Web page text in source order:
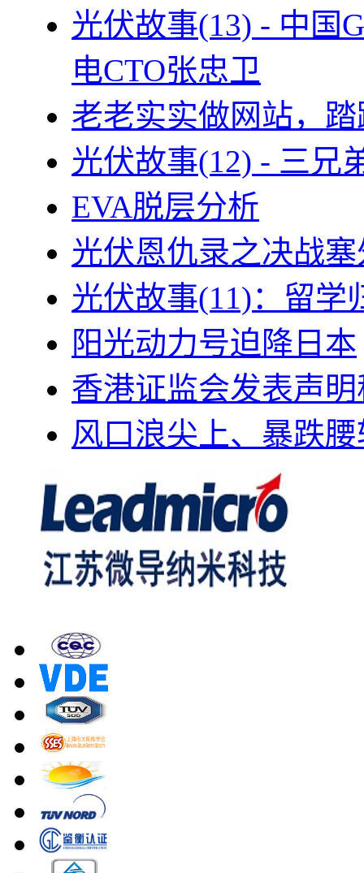
光伏故事(13) - 中国
电CTO张忠卫
老老实实做网站，
光伏故事(12) - 三兄
EVA脱层分析
光伏恩仇录之决战
光伏故事(11)：留学
阳光动力号迫降日本
香港证监会发表声
风口浪尖上、暴跌